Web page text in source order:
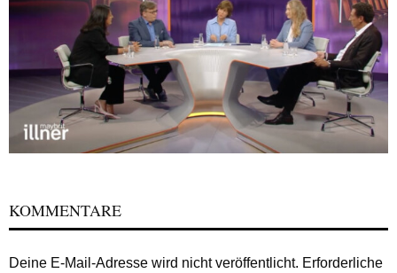
KOMMENTARE
Deine E-Mail-Adresse wird nicht veröffentlicht. Erforderliche